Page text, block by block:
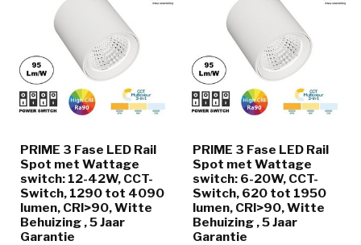
PRIME 3 Fase LED Rail
Spot met Wattage
switch: 12-42W, CCT-
Switch, 1290 tot 4090
lumen, CRI>90, Witte
Behuizing , 5 Jaar
Garantie
PRIME 3 Fase LED Rail
Spot met Wattage
switch: 6-20W, CCT-
Switch, 620 tot 1950
lumen, CRI>90, Witte
Behuizing , 5 Jaar
Garantie